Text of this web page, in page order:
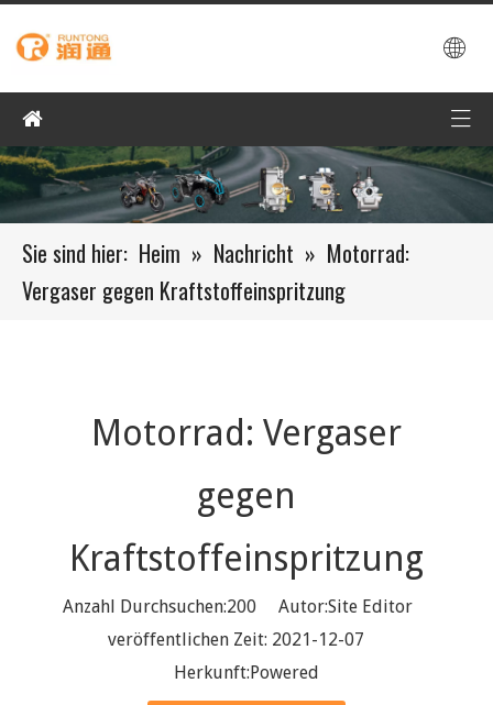
Sie sind hier: Heim » Nachricht » Motorrad:
Vergaser gegen Kraftstoffeinspritzung
Motorrad: Vergaser
gegen
Kraftstoffeinspritzung
Anzahl Durchsuchen:200 Autor:Site Editor
veröffentlichen Zeit: 2021-12-07
Herkunft:Powered